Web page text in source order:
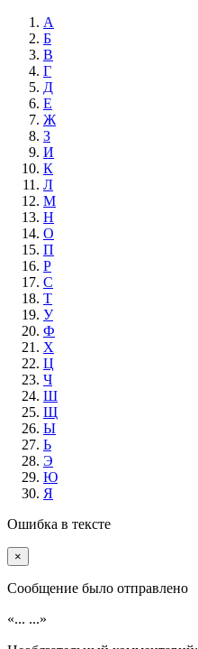
А
Б
В
Г
Д
Е
Ж
З
И
К
Л
М
Н
О
П
Р
С
Т
У
Ф
Х
Ц
Ч
Ш
Щ
Ы
Ь
Э
Ю
Я
Ошибка в тексте
×
Cообщение было отправлено
«... ...»